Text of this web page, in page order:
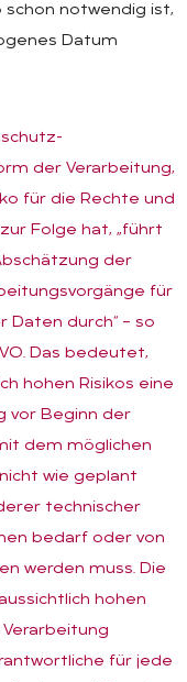
schon notwendig ist,
Datum
der Verarbeitung,
für die Rechte und
Folge hat, „führt
der
für
durch“ – so
Das bedeutet,
hohen Risikos eine
vor Beginn der
dem möglichen
wie geplant
technischer
bedarf oder von
werden muss. Die
hohen
für jede